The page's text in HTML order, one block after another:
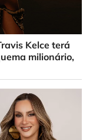
Kelce terá
milionário,